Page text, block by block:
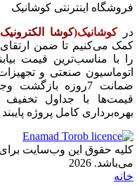
فروشگاه اینترنتی کوشانیک
در کوشانیک(کوشا
کمک می‌کنیم تا ضمن
را با مناسب‌ترین قیمت
اتوماسیون صنعتی و
ضمانت 7روزه
قیمت‌ها با جداول تخفیف
بهره‌برداری کامل پروژه
کلیه حقوق این وب‌سایت
می‌باشد. 2026
خانه